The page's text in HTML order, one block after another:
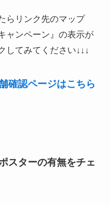
らリンク先のマップ
ャンペーン』の表示が
してみてください↓↓↓
確認ページはこちら
スターの有無をチェ